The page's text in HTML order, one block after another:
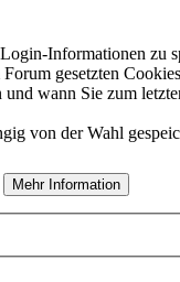
Informationen zu
gesetzten
wann Sie zum
von der Wahl